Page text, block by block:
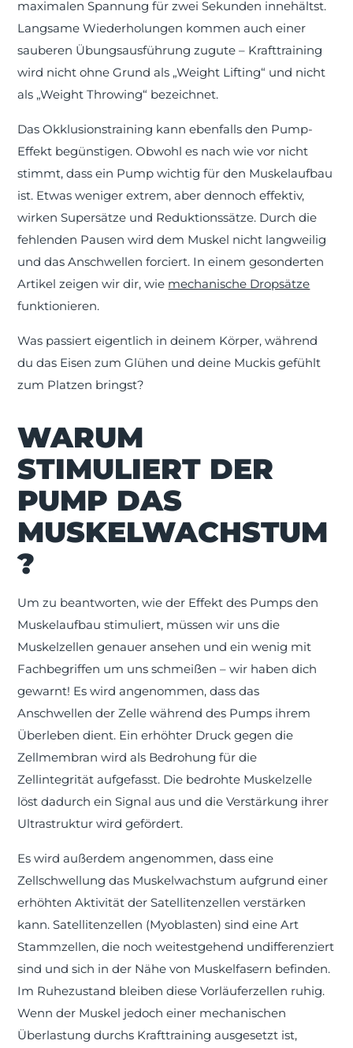
maximalen Spannung für zwei Sekunden innehältst.
Langsame Wiederholungen kommen auch einer
sauberen Übungsausführung zugute – Krafttraining
wird nicht ohne Grund als „Weight Lifting“ und nicht
als „Weight Throwing“ bezeichnet.
Das Okklusionstraining kann ebenfalls den Pump-
Effekt begünstigen. Obwohl es nach wie vor nicht
stimmt, dass ein Pump wichtig für den Muskelaufbau
ist. Etwas weniger extrem, aber dennoch effektiv,
wirken Supersätze und Reduktionssätze. Durch die
fehlenden Pausen wird dem Muskel nicht langweilig
und das Anschwellen forciert. In einem gesonderten
Artikel zeigen wir dir, wie mechanische Dropsätze
funktionieren.
Was passiert eigentlich in deinem Körper, während
du das Eisen zum Glühen und deine Muckis gefühlt
zum Platzen bringst?
WARUM
STIMULIERT DER
PUMP DAS
MUSKELWACHSTUM
?
Um zu beantworten, wie der Effekt des Pumps den
Muskelaufbau stimuliert, müssen wir uns die
Muskelzellen genauer ansehen und ein wenig mit
Fachbegriffen um uns schmeißen – wir haben dich
gewarnt! Es wird angenommen, dass das
Anschwellen der Zelle während des Pumps ihrem
Überleben dient. Ein erhöhter Druck gegen die
Zellmembran wird als Bedrohung für die
Zellintegrität aufgefasst. Die bedrohte Muskelzelle
löst dadurch ein Signal aus und die Verstärkung ihrer
Ultrastruktur wird gefördert.
Es wird außerdem angenommen, dass eine
Zellschwellung das Muskelwachstum aufgrund einer
erhöhten Aktivität der Satellitenzellen verstärken
kann. Satellitenzellen (Myoblasten) sind eine Art
Stammzellen, die noch weitestgehend undifferenziert
sind und sich in der Nähe von Muskelfasern befinden.
Im Ruhezustand bleiben diese Vorläuferzellen ruhig.
Wenn der Muskel jedoch einer mechanischen
Überlastung durchs Krafttraining ausgesetzt ist,